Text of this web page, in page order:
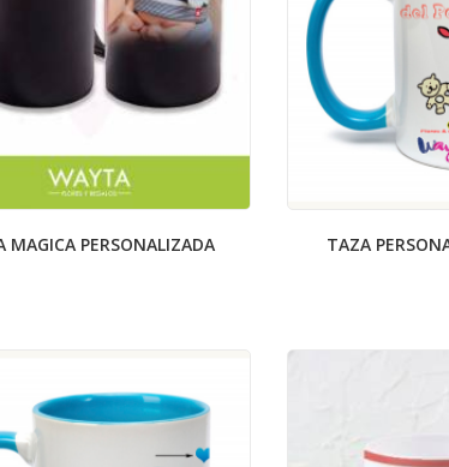
MAGICA PERSONALIZADA TAZA